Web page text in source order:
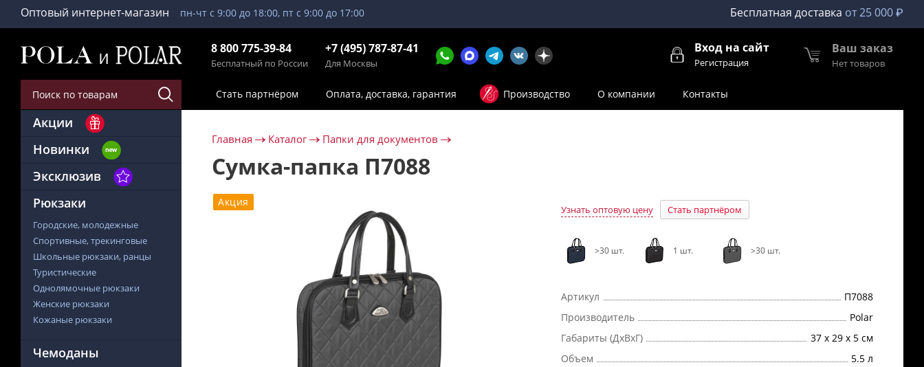
Оптовый интернет-магазин пн-чт с 9:00 до 18:00, пт с 9:00 до 17:00 Бесплатная доставка от 25 000 ₽
8 800 775-39-84
Бесплатный по России
+7 (495) 787-87-41
Для Москвы
Вход на сайт
Регистрация
Ваш заказ
Нет товаров
Стать партнёром Оплата, доставка, гарантия Производство О компании Контакты
Акции
Новинки
Эксклюзив
Рюкзаки
Городские, молодежные
Спортивные, трекинговые
Школьные рюкзаки, ранцы
Туристические
Однолямочные рюкзаки
Женские рюкзаки
Кожаные рюкзаки
Чемоданы
Главная Каталог Папки для документов
Сумка-папка П7088
Акция
Узнать оптовую цену Стать партнёром
>30 шт. 1 шт. >30 шт.
Артикул
П7088
Производитель
Polar
Габариты (ДхВхГ)
37 х 29 х 5 см
Объем
5.5 л